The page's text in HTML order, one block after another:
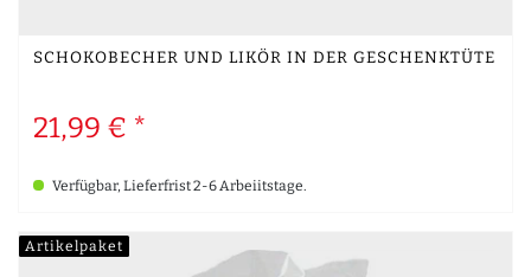
SCHOKOBECHER UND LIKÖR IN DER GESCHENKTÜTE
21,99 € *
Verfügbar, Lieferfrist 2-6 Arbeiitstage.
Artikelpaket